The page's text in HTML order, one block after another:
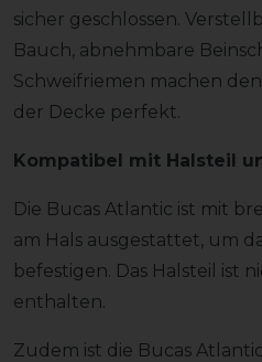
sicher geschlossen.
Bauch, abnehmbare
Schweifriemen machen
der Decke perfekt.
Kompatibel mit Halsteil
Die Bucas Atlantic ist mit
am Hals ausgestattet, um
befestigen. Das Halsteil ist
enthalten.
Zudem ist die Bucas